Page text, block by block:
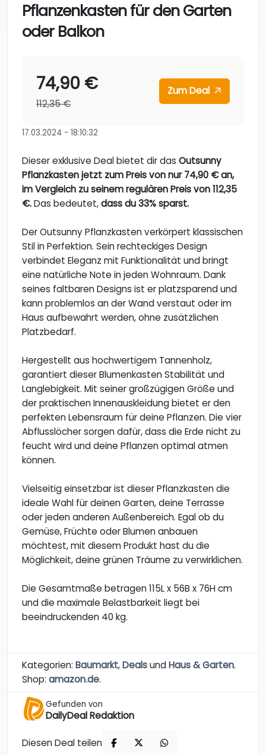
Pflanzenkasten für den Garten
oder Balkon
74,90 €
112,35 €
Zum Deal
17.03.2024 - 18:10:32
Dieser exklusive Deal bietet dir das Outsunny
Pflanzkasten jetzt zum Preis von nur 74,90 € an,
im Vergleich zu seinem regulären Preis von 112,35
€.Das bedeutet,dass du 33% sparst.
Der Outsunny Pflanzkasten verkörpert klassischen
Stil in Perfektion. Sein rechteckiges Design
verbindet Eleganz mit Funktionalität und bringt
eine natürliche Note in jeden Wohnraum. Dank
seines faltbaren Designs ist er platzsparend und
kann problemlos an der Wand verstaut oder im
Haus aufbewahrt werden, ohne zusätzlichen
Platzbedarf.
Hergestellt aus hochwertigem Tannenholz,
garantiert dieser Blumenkasten Stabilität und
Langlebigkeit. Mit seiner großzügigen Größe und
der praktischen Innenauskleidung bietet er den
perfekten Lebensraum für deine Pflanzen. Die vier
Abflusslöcher sorgen dafür, dass die Erde nicht zu
feucht wird und deine Pflanzen optimal atmen
können.
Vielseitig einsetzbar ist dieser Pflanzkasten die
ideale Wahl für deinen Garten, deine Terrasse
oder jeden anderen Außenbereich. Egal ob du
Gemüse, Früchte oder Blumen anbauen
möchtest, mit diesem Produkt hast du die
Möglichkeit, deine grünen Träume zu verwirklichen.
Die Gesamtmaße betragen 115L x 56B x 76H cm
und die maximale Belastbarkeit liegt bei
beeindruckenden 40 kg.
Kategorien: Baumarkt,DealsundHaus & Garten.
Shop: amazon.de.
Gefunden von
DailyDeal Redaktion
Diesen Deal teilen